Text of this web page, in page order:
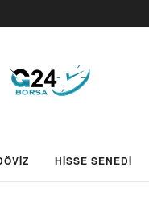
HİSSE SENEDİ